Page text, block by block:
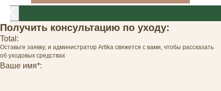
Получить консультацию по уходу:
Total:
Оставьте заявку, и администратор Artika свяжется с вами, чтобы рассказать
об уходовых средствах
Ваше имя*: